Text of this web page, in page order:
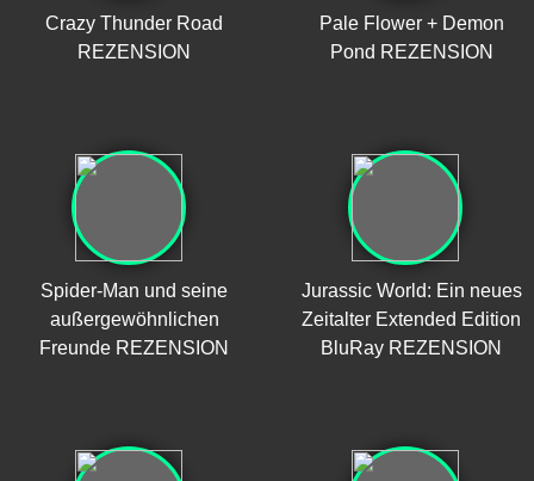
Crazy Thunder Road
REZENSION
Pale Flower + Demon
Pond REZENSION
Spider-Man und seine
außergewöhnlichen
Freunde REZENSION
Jurassic World: Ein neues
Zeitalter Extended Edition
BluRay REZENSION